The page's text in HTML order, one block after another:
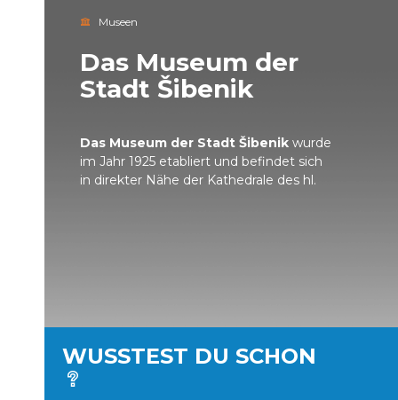
Museen
Das Museum der
Stadt Šibenik
Das Museum der Stadt Šibenik wurde
im Jahr 1925 etabliert und befindet sich
in direkter Nähe der Kathedrale des hl.
WUSSTEST DU SCHON